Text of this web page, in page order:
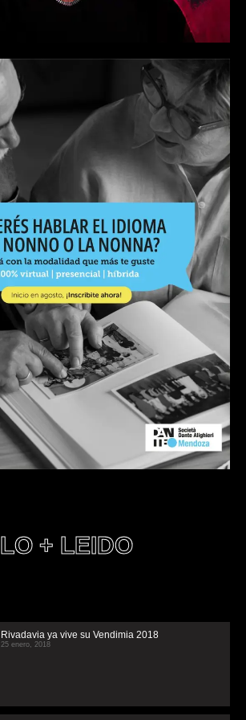
LO + LEIDO
Rivadavia ya vive su Vendimia 2018
25 enero, 2018